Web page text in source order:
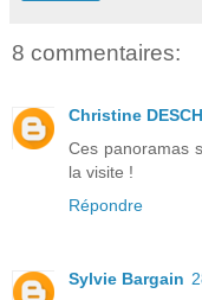
8 commentaires:
Christine
Ces panoramas
la visite !
Répondre
Sylvie Bargain